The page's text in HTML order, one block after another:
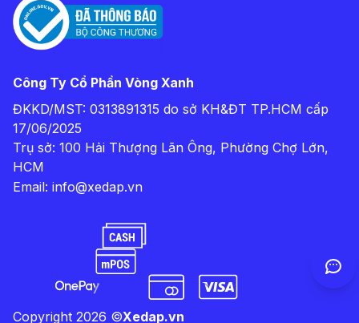
Công Ty Cổ Phần Vòng Xanh
ĐKKD/MST: 0313891315 do sở KH&ĐT TP.HCM cấp
17/06/2025
Trụ sở: 100 Hải Thượng Lãn Ông, Phường Chợ Lớn,
HCM
Email: info@xedap.vn
Copyright 2026 ©Xedap.vn